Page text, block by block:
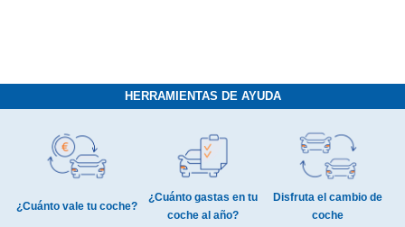
HERRAMIENTAS DE AYUDA
¿Cuánto vale tu coche?
¿Cuánto gastas en tu
coche al año?
Disfruta el cambio de
coche